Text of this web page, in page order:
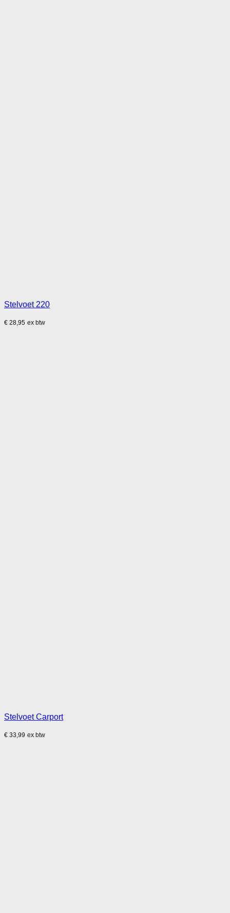
Stelvoet 220
€ 28,95 ex btw
Stelvoet Carport
€ 33,99 ex btw